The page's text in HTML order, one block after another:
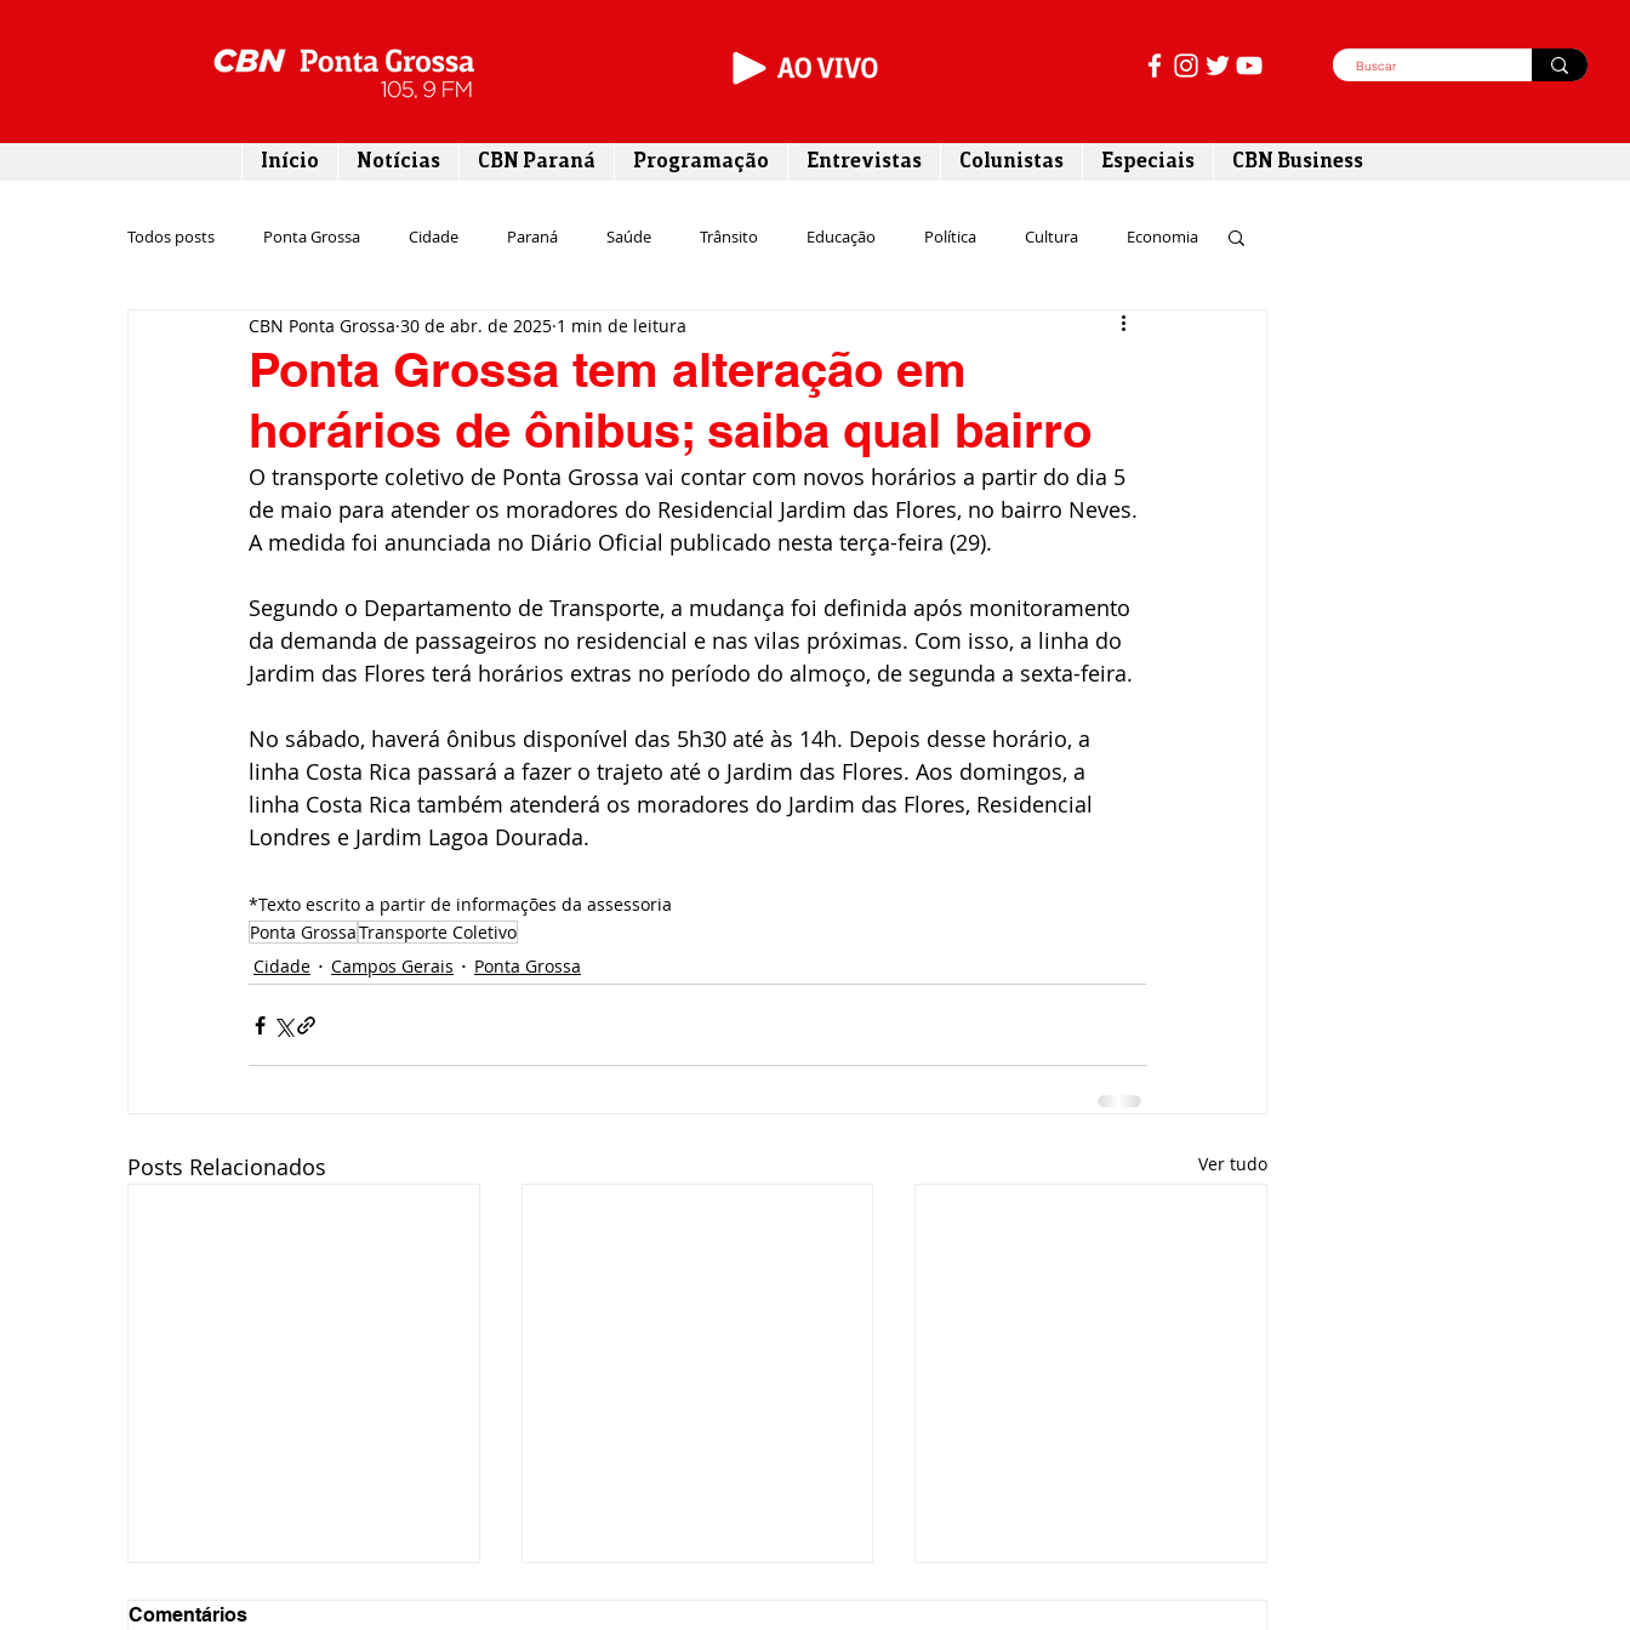
Início Notícias CBN Paraná Programação Entrevistas Colunistas Especiais CBN Business
Todos posts Ponta Grossa Cidade Paraná Saúde Trânsito Educação Política Cultura Economia
Emprego Campos Gerais Segurança Entrevista
Rodovias Agronegócio Meio ambiente Comunicação Empreendedorismo Sustentabilidade
Tecnologia Assistência Social
Ponta Grossa tem alteração em
horários de ônibus; saiba qual bairro
CBN Ponta Grossa 30 de abr. de 2025 1 min de leitura
O transporte coletivo de Ponta Grossa vai contar com novos horários a partir do dia 5
de maio para atender os moradores do Residencial Jardim das Flores, no bairro Neves.
A medida foi anunciada no Diário Oficial publicado nesta terça-feira (29).
Segundo o Departamento de Transporte, a mudança foi definida após monitoramento
da demanda de passageiros no residencial e nas vilas próximas. Com isso, a linha do
Jardim das Flores terá horários extras no período do almoço, de segunda a sexta-feira.
No sábado, haverá ônibus disponível das 5h30 até às 14h. Depois desse horário, a
linha Costa Rica passará a fazer o trajeto até o Jardim das Flores. Aos domingos, a
linha Costa Rica também atenderá os moradores do Jardim das Flores, Residencial
Londres e Jardim Lagoa Dourada.
*Texto escrito a partir de informações da assessoria
Ponta GrossaTransporte Coletivo
Cidade
Campos Gerais Ponta Grossa
Posts Relacionados Ver tudo
Comentários